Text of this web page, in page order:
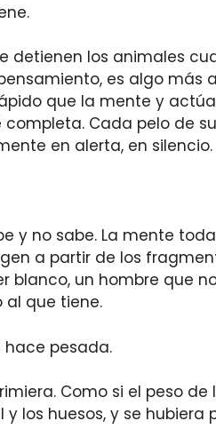
detienen los animales
es algo más
que la mente y
Cada pelo de
en alerta, en silencio.
y no sabe. La mente
a partir de los
blanco, un hombre que
que tiene.
hace pesada.
Como si el peso
los huesos, y se hubiera